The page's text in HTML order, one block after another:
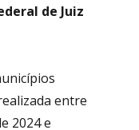
de Juiz
entre
2024 e